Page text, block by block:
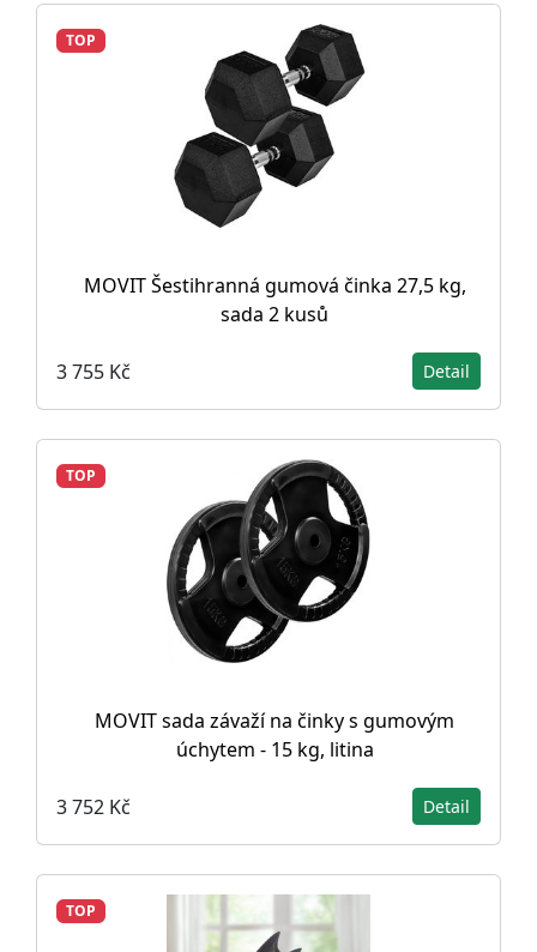
TOP
MOVIT Šestihranná gumová činka 27,5 kg,
sada 2 kusů
3 755 Kč Detail
TOP
MOVIT sada závaží na činky s gumovým
úchytem - 15 kg, litina
3 752 Kč Detail
TOP